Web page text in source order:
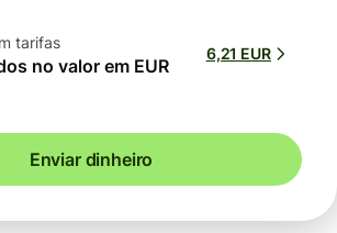
tarifas
no valor em EUR
6,21 EUR
Enviar dinheiro